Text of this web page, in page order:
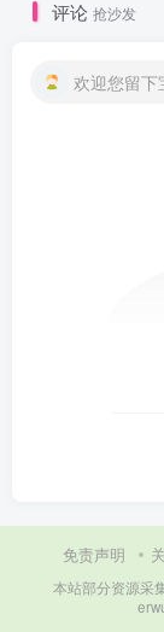
评论 抢沙发
欢迎您留下
免责声明
本站部分资源采